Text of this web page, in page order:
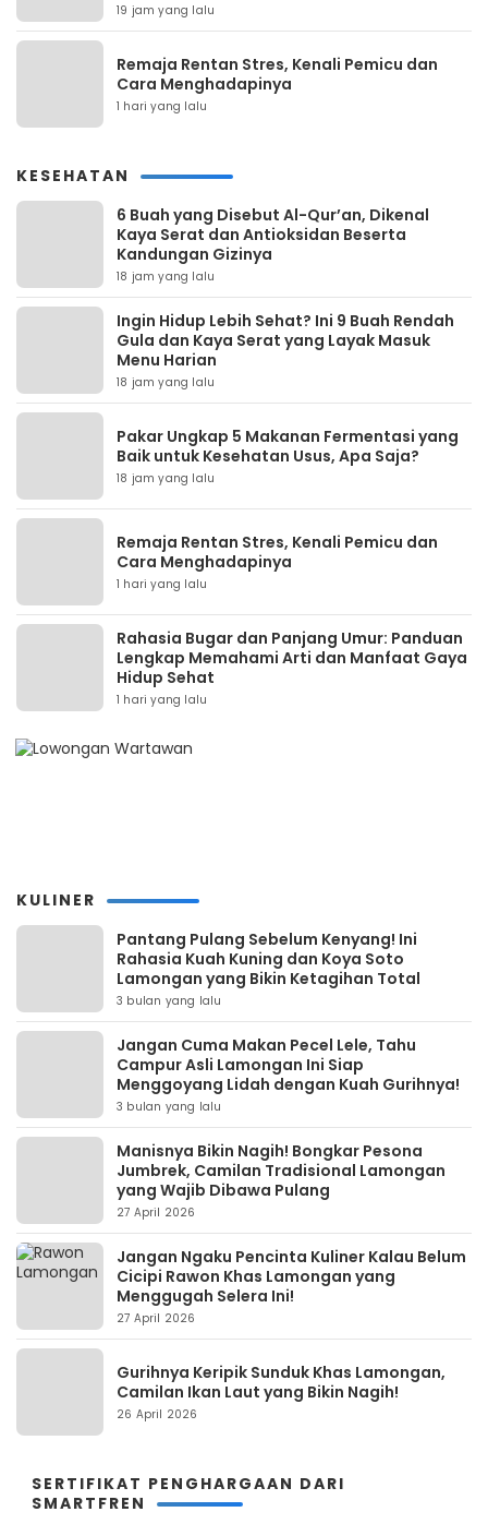
19 jam yang lalu
Remaja Rentan Stres, Kenali Pemicu dan
Cara Menghadapinya
1 hari yang lalu
KESEHATAN
6 Buah yang Disebut Al-Qur’an, Dikenal
Kaya Serat dan Antioksidan Beserta
Kandungan Gizinya
18 jam yang lalu
Ingin Hidup Lebih Sehat? Ini 9 Buah Rendah
Gula dan Kaya Serat yang Layak Masuk
Menu Harian
18 jam yang lalu
Pakar Ungkap 5 Makanan Fermentasi yang
Baik untuk Kesehatan Usus, Apa Saja?
18 jam yang lalu
Remaja Rentan Stres, Kenali Pemicu dan
Cara Menghadapinya
1 hari yang lalu
Rahasia Bugar dan Panjang Umur: Panduan
Lengkap Memahami Arti dan Manfaat Gaya
Hidup Sehat
1 hari yang lalu
KULINER
Pantang Pulang Sebelum Kenyang! Ini
Rahasia Kuah Kuning dan Koya Soto
Lamongan yang Bikin Ketagihan Total
3 bulan yang lalu
Jangan Cuma Makan Pecel Lele, Tahu
Campur Asli Lamongan Ini Siap
Menggoyang Lidah dengan Kuah Gurihnya!
3 bulan yang lalu
Manisnya Bikin Nagih! Bongkar Pesona
Jumbrek, Camilan Tradisional Lamongan
yang Wajib Dibawa Pulang
27 April 2026
Jangan Ngaku Pencinta Kuliner Kalau Belum
Cicipi Rawon Khas Lamongan yang
Menggugah Selera Ini!
27 April 2026
Gurihnya Keripik Sunduk Khas Lamongan,
Camilan Ikan Laut yang Bikin Nagih!
26 April 2026
SERTIFIKAT PENGHARGAAN DARI
SMARTFREN